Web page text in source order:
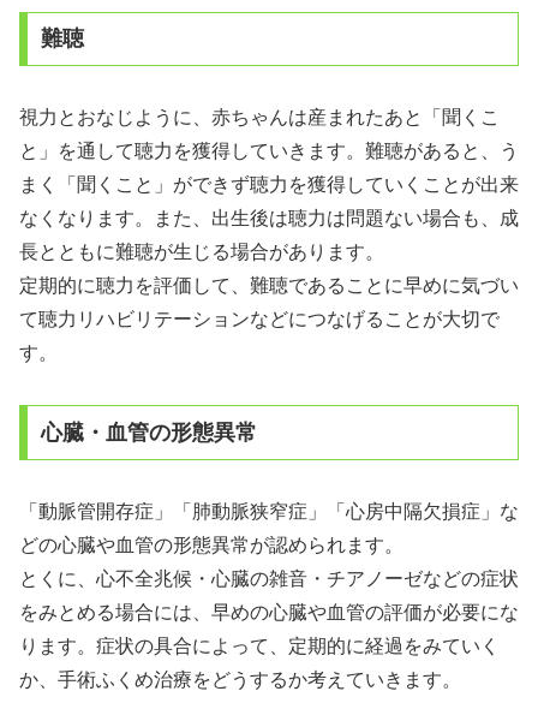
難聴
視力とおなじように、赤ちゃんは産まれたあと「聞くこ
と」を通して聴力を獲得していきます。難聴があると、う
まく「聞くこと」ができず聴力を獲得していくことが出来
なくなります。また、出生後は聴力は問題ない場合も、成
長とともに難聴が生じる場合があります。
定期的に聴力を評価して、難聴であることに早めに気づい
て聴力リハビリテーションなどにつなげることが大切で
す。
心臓・血管の形態異常
「動脈管開存症」「肺動脈狭窄症」「心房中隔欠損症」な
どの心臓や血管の形態異常が認められます。
とくに、心不全兆候・心臓の雑音・チアノーゼなどの症状
をみとめる場合には、早めの心臓や血管の評価が必要にな
ります。症状の具合によって、定期的に経過をみていく
か、手術ふくめ治療をどうするか考えていきます。